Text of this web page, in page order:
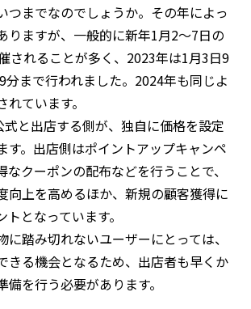
つまでなのでしょうか。その年によっ
りますが、一般的に新年1月2〜7日の
されることが多く、2023年は1月3日9
分まで行われました。2024年も同じよ
ています。
と出店する側が、独自に価格を設定
す。出店側はポイントアップキャンペ
なクーポンの配布などを行うことで、
向上を高めるほか、新規の顧客獲得に
となっています。
に踏み切れないユーザーにとっては、
きる機会となるため、出店者も早くか
備を行う必要があります。